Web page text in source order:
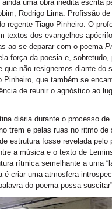
uma obra inédita escrita
Rodrigo Lima. Profissão de
regente Tiago Pinheiro. O
textos dos evangelhos
ao se deparar com o poema
força da poesia e, sobretudo,
que não resignemos diante do
Pinheiro, que também se
de reunir o agnóstico ao
diária durante o processo
trem e pelas ruas no ritmo de
estrutura fosse revelada pelo
a música e o texto de
rítmica semelhante a uma
é criar uma atmosfera
do poema possa